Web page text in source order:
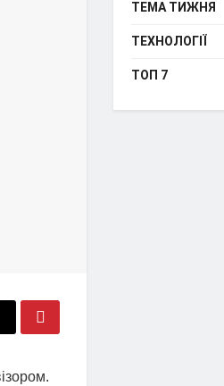
ТЕМА ТИЖНЯ
ТЕХНОЛОГІЇ
ТОП 7